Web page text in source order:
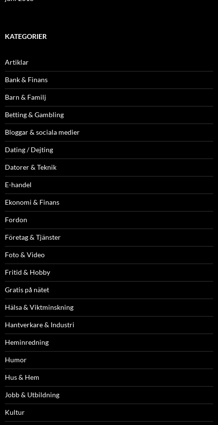
KATEGORIER
Artiklar
Bank & Finans
Barn & Familj
Betting & Gambling
Bloggar & sociala medier
Dating / Dejting
Datorer & Teknik
E-handel
Ekonomi & Finans
Fordon
Företag & Tjänster
Foto & Video
Fritid & Hobby
Gratis på nätet
Hälsa & Viktminskning
Hantverkare & Industri
Heminredning
Humor
Hus & Hem
Jobb & Utbildning
Kultur